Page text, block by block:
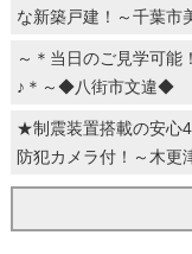
な新築戸建！～千葉市
～＊当日のご見学可能
♪＊～◆八街市文違◆
★制震装置搭載の安心
防犯カメラ付！～木更